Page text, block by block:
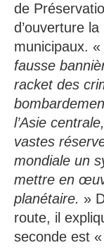
de
d’ouverture
municipaux. «
fausse
racket des
l’Asie
vastes
mondiale un
mettre en
planétaire. »
route, il
seconde est